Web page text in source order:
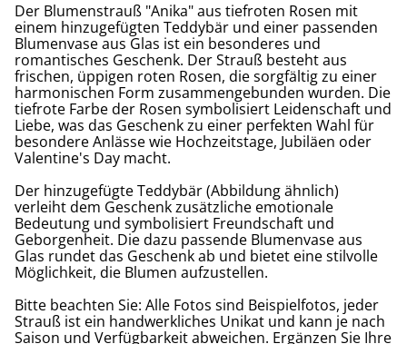
Der Blumenstrauß "Anika" aus tiefroten Rosen mit
einem hinzugefügten Teddybär und einer passenden
Blumenvase aus Glas ist ein besonderes und
romantisches Geschenk. Der Strauß besteht aus
frischen, üppigen roten Rosen, die sorgfältig zu einer
harmonischen Form zusammengebunden wurden. Die
tiefrote Farbe der Rosen symbolisiert Leidenschaft und
Liebe, was das Geschenk zu einer perfekten Wahl für
besondere Anlässe wie Hochzeitstage, Jubiläen oder
Valentine's Day macht.
Der hinzugefügte Teddybär (Abbildung ähnlich)
verleiht dem Geschenk zusätzliche emotionale
Bedeutung und symbolisiert Freundschaft und
Geborgenheit. Die dazu passende Blumenvase aus
Glas rundet das Geschenk ab und bietet eine stilvolle
Möglichkeit, die Blumen aufzustellen.
Bitte beachten Sie: Alle Fotos sind Beispielfotos, jeder
Strauß ist ein handwerkliches Unikat und kann je nach
Saison und Verfügbarkeit abweichen. Ergänzen Sie Ihre